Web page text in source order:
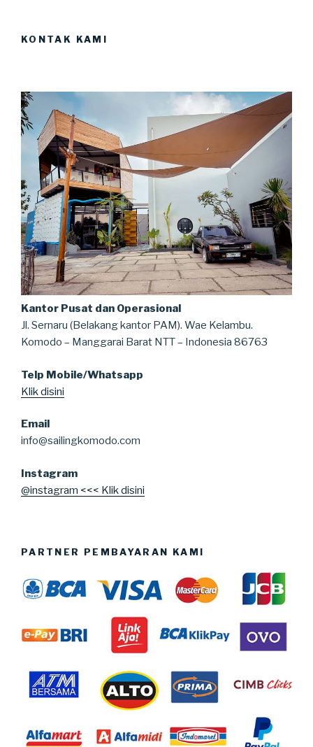
KONTAK KAMI
Kantor Pusat dan Operasional
Jl. Sernaru (Belakang kantor PAM). Wae Kelambu.
Komodo – Manggarai Barat NTT – Indonesia 86763
Telp Mobile/Whatsapp
Klik disini
Email
info@sailingkomodo.com
Instagram
@instagram <<< Klik disini
PARTNER PEMBAYARAN KAMI